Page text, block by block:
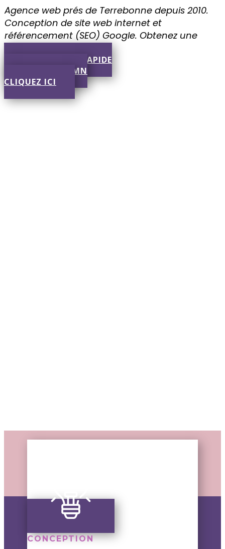
Agence web prés de Terrebonne depuis 2010.
Conception de site web internet et
référencement (SEO) Google. ​Obtenez une
SOUMISSION RAPIDE
RÉPONSE EN 30 MN
CLIQUEZ ICI
CONCEPTION